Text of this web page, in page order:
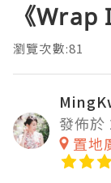
《Wrap
瀏覽次數:81
發佈於
置地